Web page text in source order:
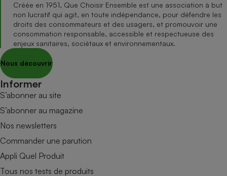
Créée en 1951, Que Choisir Ensemble est une association à but
non lucratif qui agit, en toute indépendance, pour défendre les
droits des consommateurs et des usagers, et promouvoir une
consommation responsable, accessible et respectueuse des
enjeux sanitaires, sociétaux et environnementaux.
Nous découvrir
Informer
S’abonner au site
S’abonner au magazine
Nos newsletters
Commander une parution
Appli Quel Produit
Tous nos tests de produits